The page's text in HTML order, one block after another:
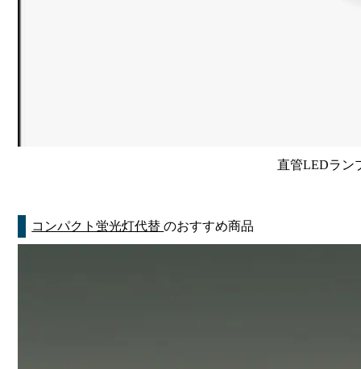
直管LEDラン
コンパクト蛍光灯代替のおすすめ商品